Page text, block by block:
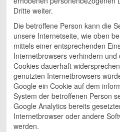
Dritte weiter.
Die betroffene Person kann die
unsere Internetseite, wie oben
mittels einer entsprechenden
Internetbrowsers verhindern und
Cookies dauerhaft
genutzten Internetbrowsers
Google ein Cookie auf dem
System der betroffenen Person
Google Analytics bereits
Internetbrowser oder andere
werden.